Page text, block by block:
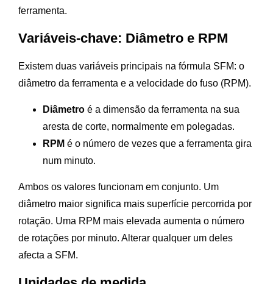
ferramenta.
Variáveis-chave: Diâmetro e RPM
Existem duas variáveis principais na fórmula SFM: o
diâmetro da ferramenta e a velocidade do fuso (RPM).
Diâmetro é a dimensão da ferramenta na sua
aresta de corte, normalmente em polegadas.
RPM é o número de vezes que a ferramenta gira
num minuto.
Ambos os valores funcionam em conjunto. Um
diâmetro maior significa mais superfície percorrida por
rotação. Uma RPM mais elevada aumenta o número
de rotações por minuto. Alterar qualquer um deles
afecta a SFM.